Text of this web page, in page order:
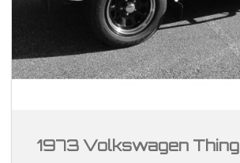
1973 Volkswagen Thing